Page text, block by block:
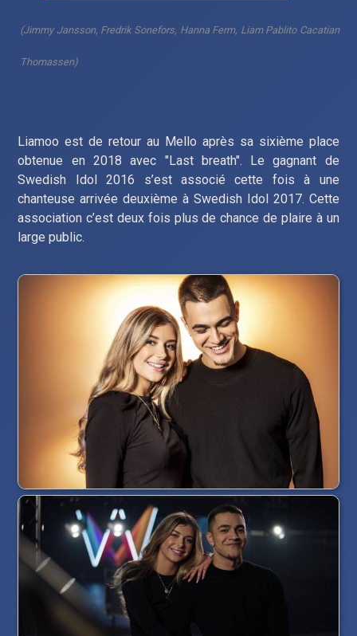
(Jimmy Jansson, Fredrik Sonefors, Hanna Ferm, Liam Pablito Cacatian
Thomassen)
Liamoo est de retour au Mello après sa sixième place
obtenue en 2018 avec "Last breath". Le gagnant de
Swedish Idol 2016 s’est associé cette fois à une
chanteuse arrivée deuxième à Swedish Idol 2017. Cette
association c’est deux fois plus de chance de plaire à un
large public.